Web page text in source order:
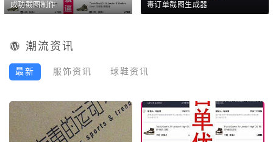
成功截图制作
毒订单截图生成器
潮流资讯
最新 服饰资讯 球鞋资讯